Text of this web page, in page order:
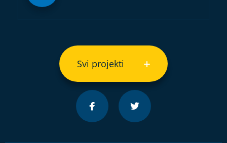
Svi projekti